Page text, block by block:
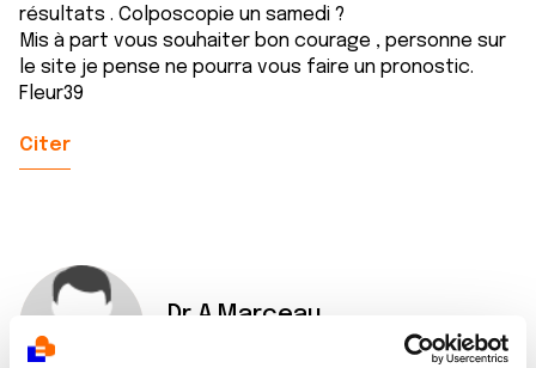
résultats . Colposcopie un samedi ?
Mis à part vous souhaiter bon courage , personne sur
le site je pense ne pourra vous faire un pronostic.
Fleur39
Citer
Dr A.Marceau